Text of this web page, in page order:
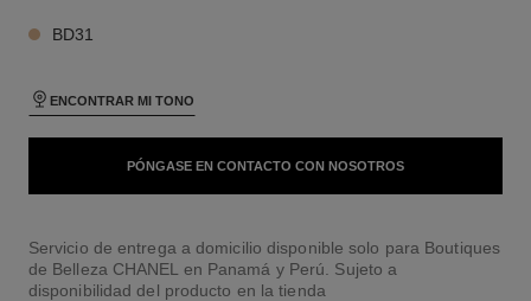
BD31
ENCONTRAR MI TONO
PÓNGASE EN CONTACTO CON NOSOTROS
Servicio de entrega a domicilio disponible solo para Boutiques
de Belleza CHANEL en Panamá y Perú. Sujeto a
disponibilidad del producto en la tienda